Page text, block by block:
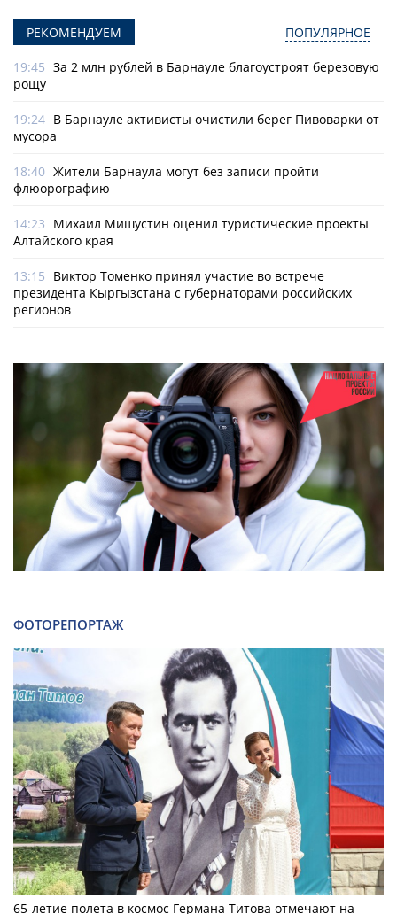
РЕКОМЕНДУЕМ ПОПУЛЯРНОЕ
19:45 За 2 млн рублей в Барнауле благоустроят березовую
рощу
19:24 В Барнауле активисты очистили берег Пивоварки от
мусора
18:40 Жители Барнаула могут без записи пройти
флюорографию
14:23 Михаил Мишустин оценил туристические проекты
Алтайского края
13:15 Виктор Томенко принял участие во встрече
президента Кыргызстана с губернаторами российских
регионов
ФОТОРЕПОРТАЖ
65-летие полета в космос Германа Титова отмечают на